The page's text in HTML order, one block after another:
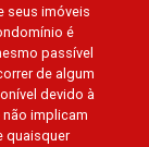
seus imóveis
é
passível
de algum
devido à
implicam
quaisquer